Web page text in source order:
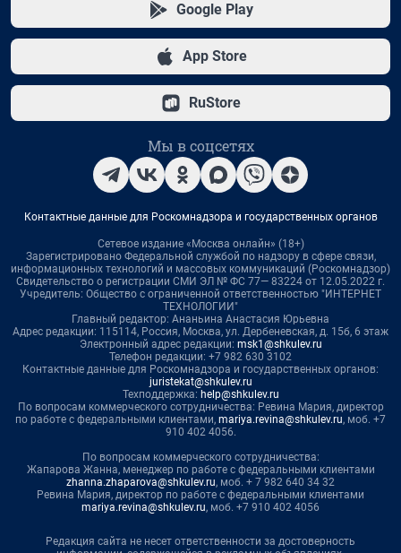
Google Play
App Store
RuStore
Мы в соцсетях
Контактные данные для Роскомнадзора и государственных органов
Сетевое издание «Москва онлайн» (18+)
Зарегистрировано Федеральной службой по надзору в сфере связи,
информационных технологий и массовых коммуникаций (Роскомнадзор)
Свидетельство о регистрации СМИ ЭЛ № ФС 77— 83224 от 12.05.2022 г.
Учредитель: Общество с ограниченной ответственностью "ИНТЕРНЕТ
ТЕХНОЛОГИИ"
Главный редактор: Ананьина Анастасия Юрьевна
Адрес редакции: 115114, Россия, Москва, ул. Дербеневская, д. 15б, 6 этаж
Электронный адрес редакции: msk1@shkulev.ru
Телефон редакции: +7 982 630 3102
Контактные данные для Роскомнадзора и государственных органов:
juristekat@shkulev.ru
Техподдержка: help@shkulev.ru
По вопросам коммерческого сотрудничества: Ревина Мария, директор
по работе с федеральными клиентами, mariya.revina@shkulev.ru, моб. +7
910 402 4056.
По вопросам коммерческого сотрудничества:
Жапарова Жанна, менеджер по работе с федеральными клиентами
zhanna.zhaparova@shkulev.ru, моб. + 7 982 640 34 32
Ревина Мария, директор по работе с федеральными клиентами
mariya.revina@shkulev.ru, моб. +7 910 402 4056
Редакция сайта не несет ответственности за достоверность